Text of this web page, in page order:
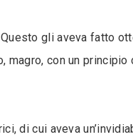
gli aveva fatto
magro, con un
di cui aveva